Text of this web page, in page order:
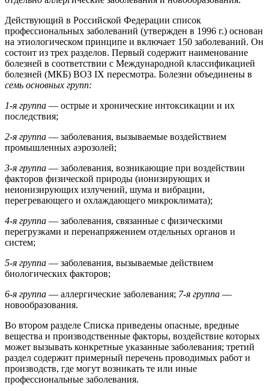
Действующий в Российской Федерации список
профессиональных заболеваний (утвержден в 1996 г.) основан
на этиологическом принципе и включает 150 заболеваний. Он
состоит из трех разделов. Первый содержит наименование
болезней в соответствии с Международной классификацией
болезней (МКБ) ВОЗ IX пересмотра. Болезни объединены в
семь основных групп:
1-я группа — острые и хронические интоксикации и их
последствия;
2-я группа — заболевания, вызываемые воздействием
промышленных аэрозолей;
3-я группа — заболевания, возникающие при воздействии
факторов физической природы (ионизирующих и
неионизирующих излучений, шума и вибрации,
перегревающего и охлаждающего микроклимата);
4-я группа — заболевания, связанные с физическими
перегрузками и перенапряжением отдельных органов и
систем;
5-я группа — заболевания, вызываемые действием
биологических факторов;
6-я группа — аллергические заболевания; 7-я группа —
новообразования.
Во втором разделе Списка приведены опасные, вредные
вещества и производственные факторы, воздействие которых
может вызывать конкретные указанные заболевания; третий
раздел содержит примерный перечень проводимых работ и
производств, где могут возникать те или иные
профессиональные заболевания.